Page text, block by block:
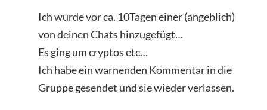
Ich wurde vor ca. 10Tagen einer (angeblich)
von deinen Chats hinzugefügt…
Es ging um cryptos etc…
Ich habe ein warnenden Kommentar in die
Gruppe gesendet und sie wieder verlassen.